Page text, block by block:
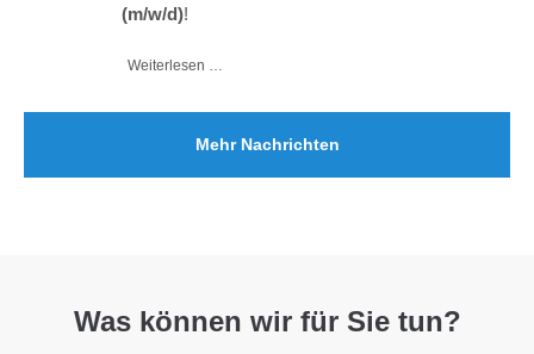
(m/w/d)!
Weiterlesen …
Mehr Nachrichten
Was können wir für Sie tun?